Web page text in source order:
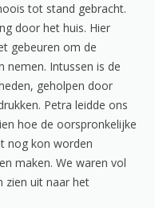
tot stand gebracht.
door het huis. Hier
gebeuren om de
nemen. Intussen is de
geholpen door
Petra leidde ons
hoe de oorspronkelijke
nog kon worden
maken. We waren vol
zien uit naar het